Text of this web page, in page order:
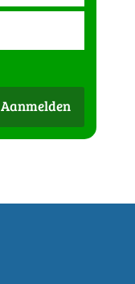
Aanmelden